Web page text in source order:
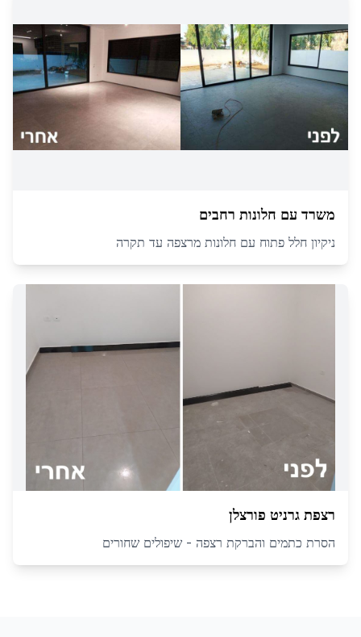
משרד עם חלונות רחבים
ניקיון חלל פתוח עם חלונות מרצפה עד תקרה
רצפת גרניט פורצלן
הסרת כתמים והברקת רצפה - שיפולים שחורים